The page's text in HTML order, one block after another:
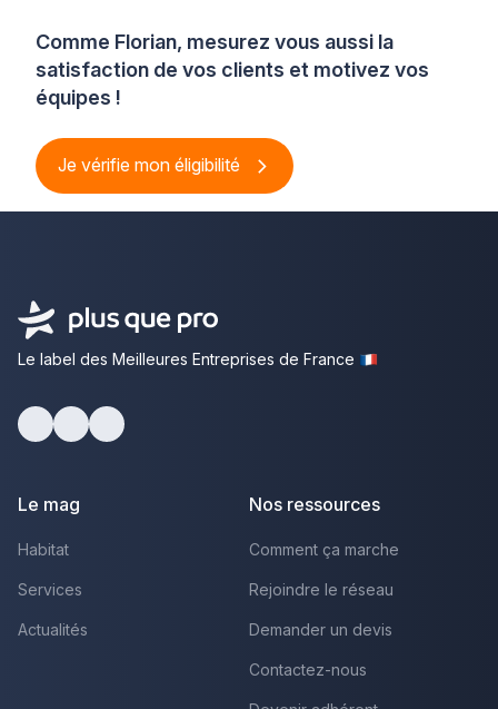
Comme Florian, mesurez vous aussi la
satisfaction de vos clients et motivez vos
équipes !
Je vérifie mon éligibilité
Le label des Meilleures Entreprises de France
Le mag
Habitat
Services
Actualités
Nos ressources
Comment ça marche
Rejoindre le réseau
Demander un devis
Contactez-nous